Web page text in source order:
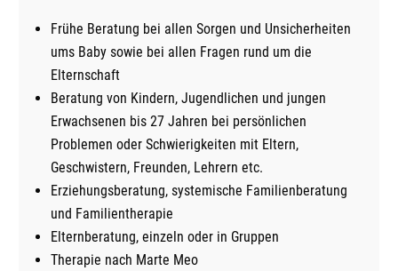
Frühe Beratung bei allen Sorgen und Unsicherheiten
ums Baby sowie bei allen Fragen rund um die
Elternschaft
Beratung von Kindern, Jugendlichen und jungen
Erwachsenen bis 27 Jahren bei persönlichen
Problemen oder Schwierigkeiten mit Eltern,
Geschwistern, Freunden, Lehrern etc.
Erziehungsberatung, systemische Familienberatung
und Familientherapie
Elternberatung, einzeln oder in Gruppen
Therapie nach Marte Meo